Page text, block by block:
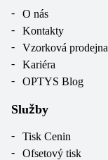
O nás
Kontakty
Vzorková prodejna
Kariéra
OPTYS Blog
Služby
Tisk Cenin
Ofsetový tisk